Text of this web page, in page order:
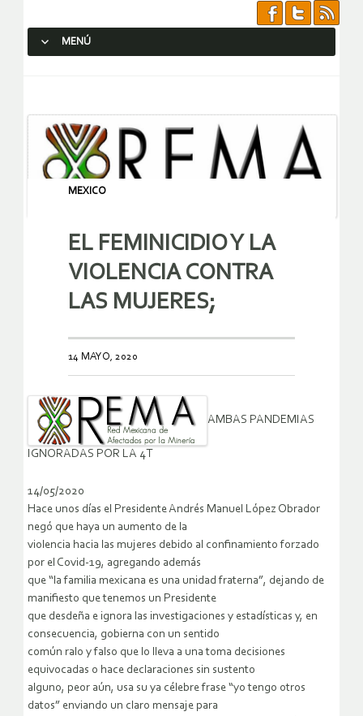
MENÚ
MEXICO
EL FEMINICIDIO Y LA
VIOLENCIA CONTRA
LAS MUJERES;
14 MAYO, 2020
AMBAS PANDEMIAS
IGNORADAS POR LA 4T
14/05/2020
Hace unos días el Presidente Andrés Manuel López Obrador
negó que haya un aumento de la
violencia hacia las mujeres debido al confinamiento forzado
por el Covid-19, agregando además
que “la familia mexicana es una unidad fraterna”, dejando de
manifiesto que tenemos un Presidente
que desdeña e ignora las investigaciones y estadísticas y, en
consecuencia, gobierna con un sentido
común ralo y falso que lo lleva a una toma decisiones
equivocadas o hace declaraciones sin sustento
alguno, peor aún, usa su ya célebre frase “yo tengo otros
datos” enviando un claro mensaje para